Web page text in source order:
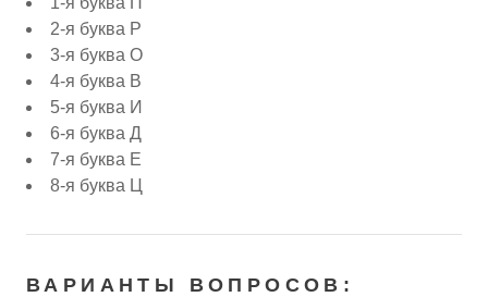
2-я буква Р
3-я буква О
4-я буква В
5-я буква И
6-я буква Д
7-я буква Е
8-я буква Ц
ВАРИАНТЫ ВОПРОСОВ: